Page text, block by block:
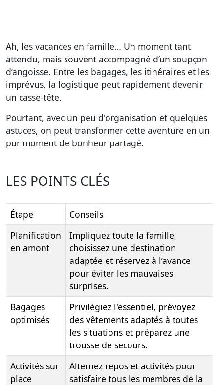
Ah, les vacances en famille… Un moment tant
attendu, mais souvent accompagné d’un soupçon
d’angoisse. Entre les bagages, les itinéraires et les
imprévus, la logistique peut rapidement devenir
un casse-tête.
Pourtant, avec un peu d'organisation et quelques
astuces, on peut transformer cette aventure en un
pur moment de bonheur partagé.
LES POINTS CLÉS
Étape
Conseils
Planification
en amont
Impliquez toute la famille,
choisissez une destination
adaptée et réservez à l’avance
pour éviter les mauvaises
surprises.
Bagages
optimisés
Privilégiez l'essentiel, prévoyez
des vêtements adaptés à toutes
les situations et préparez une
trousse de secours.
Activités sur
place
Alternez repos et activités pour
satisfaire tous les membres de la